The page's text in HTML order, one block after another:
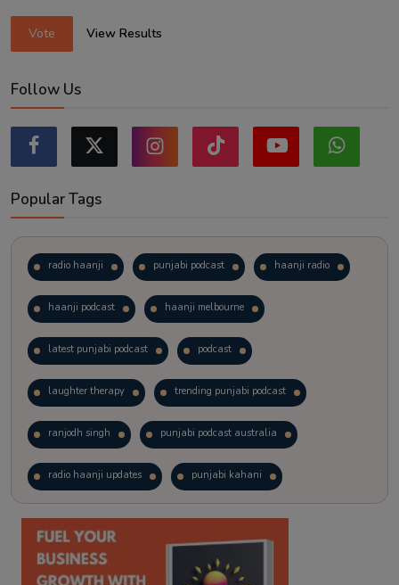
Vote View Results
Follow Us
Popular Tags
radio haanji punjabi podcast haanji radio
haanji podcast haanji melbourne
latest punjabi podcast podcast
laughter therapy trending punjabi podcast
ranjodh singh punjabi podcast australia
radio haanji updates punjabi kahani
kitaab kahani punjabi story